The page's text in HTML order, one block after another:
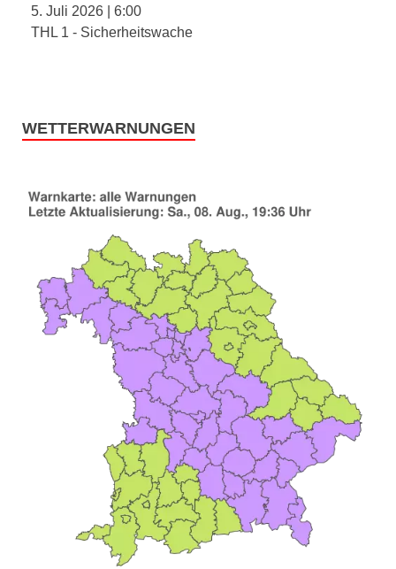
5. Juli 2026
6:00
THL 1 - Sicherheitswache
WETTERWARNUNGEN